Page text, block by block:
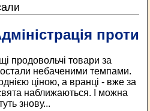
проти
продовольчі товари за
небаченими темпами.
ціною, а вранці - вже за
наближаються. І можна
знову...